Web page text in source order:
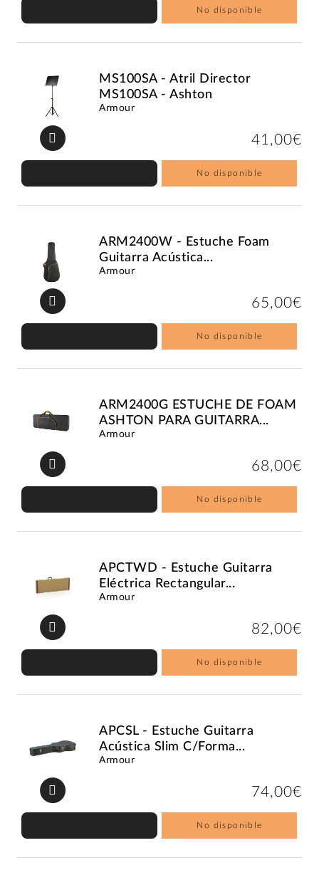
No disponible
MS100SA - Atril Director
MS100SA - Ashton
Armour
41,00€
No disponible
ARM2400W - Estuche Foam
Guitarra Acústica...
Armour
65,00€
No disponible
ARM2400G ESTUCHE DE FOAM
ASHTON PARA GUITARRA...
Armour
68,00€
No disponible
APCTWD - Estuche Guitarra
Eléctrica Rectangular...
Armour
82,00€
No disponible
APCSL - Estuche Guitarra
Acústica Slim C/Forma...
Armour
74,00€
No disponible